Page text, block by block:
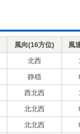
風向(16方位) 風
北西
静穏
西北西
北北西
北北西